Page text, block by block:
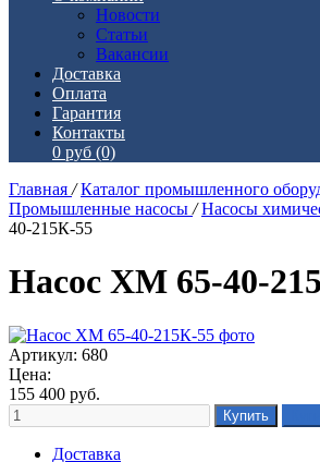
Новости
Статьи
Вакансии
Доставка
Оплата
Гарантия
Контакты
0 руб (0)
Главная / Каталог промышленного
Промышленные насосы / Насосы
40-215К-55
Насос ХМ 65-40-
Артикул: 680
Цена:
155 400 руб.
Доставка